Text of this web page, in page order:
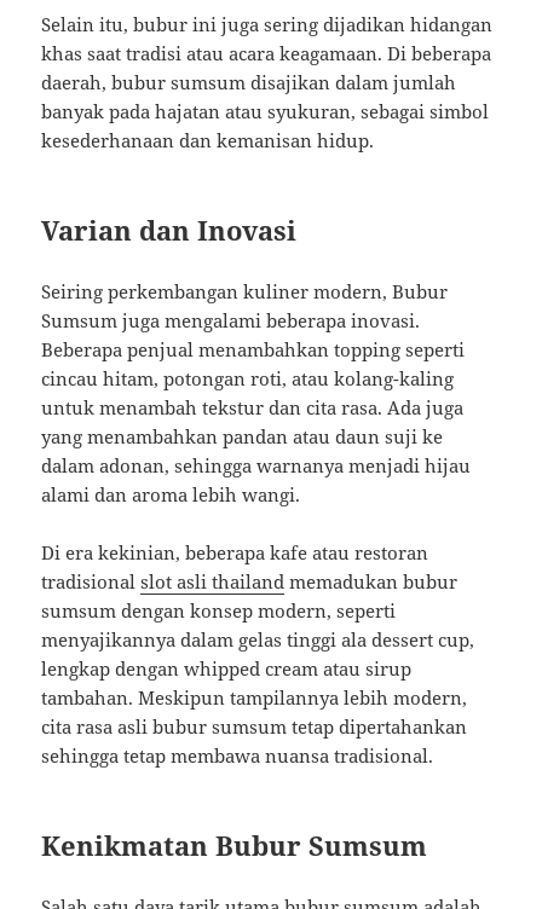
Selain itu, bubur ini juga sering dijadikan hidangan
khas saat tradisi atau acara keagamaan. Di beberapa
daerah, bubur sumsum disajikan dalam jumlah
banyak pada hajatan atau syukuran, sebagai simbol
kesederhanaan dan kemanisan hidup.
Varian dan Inovasi
Seiring perkembangan kuliner modern, Bubur
Sumsum juga mengalami beberapa inovasi.
Beberapa penjual menambahkan topping seperti
cincau hitam, potongan roti, atau kolang-kaling
untuk menambah tekstur dan cita rasa. Ada juga
yang menambahkan pandan atau daun suji ke
dalam adonan, sehingga warnanya menjadi hijau
alami dan aroma lebih wangi.
Di era kekinian, beberapa kafe atau restoran
tradisionalslot asli thailand memadukan bubur
sumsum dengan konsep modern, seperti
menyajikannya dalam gelas tinggi ala dessert cup,
lengkap dengan whipped cream atau sirup
tambahan. Meskipun tampilannya lebih modern,
cita rasa asli bubur sumsum tetap dipertahankan
sehingga tetap membawa nuansa tradisional.
Kenikmatan Bubur Sumsum